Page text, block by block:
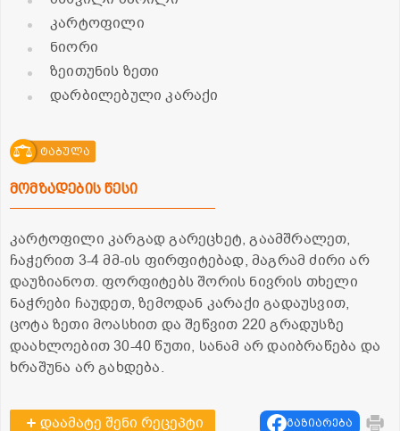
კარტოფილი
ნიორი
ზეითუნის ზეთი
დარბილებული კარაქი
ტაბულა
მომზადების წესი
კარტოფილი კარგად გარეცხეტ, გაამშრალეთ,
ჩაჭერით 3-4 მმ-ის ფირფიტებად, მაგრამ ძირი არ
დაუზიანოთ. ფორფიტებს შორის ნივრის თხელი
ნაჭრები ჩაუდეთ, ზემოდან კარაქი გადაუსვით,
ცოტა ზეთი მოასხით და შეწვით 220 გრადუსზე
დაახლოებით 30-40 წუთი, სანამ არ დაიბრაწება და
ხრაშუნა არ გახდება.
დაამატე შენი რეცეპტი გაზიარება